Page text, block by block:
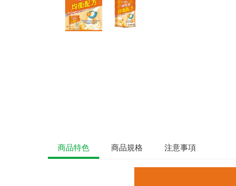
商品特色 商品規格 注意事項